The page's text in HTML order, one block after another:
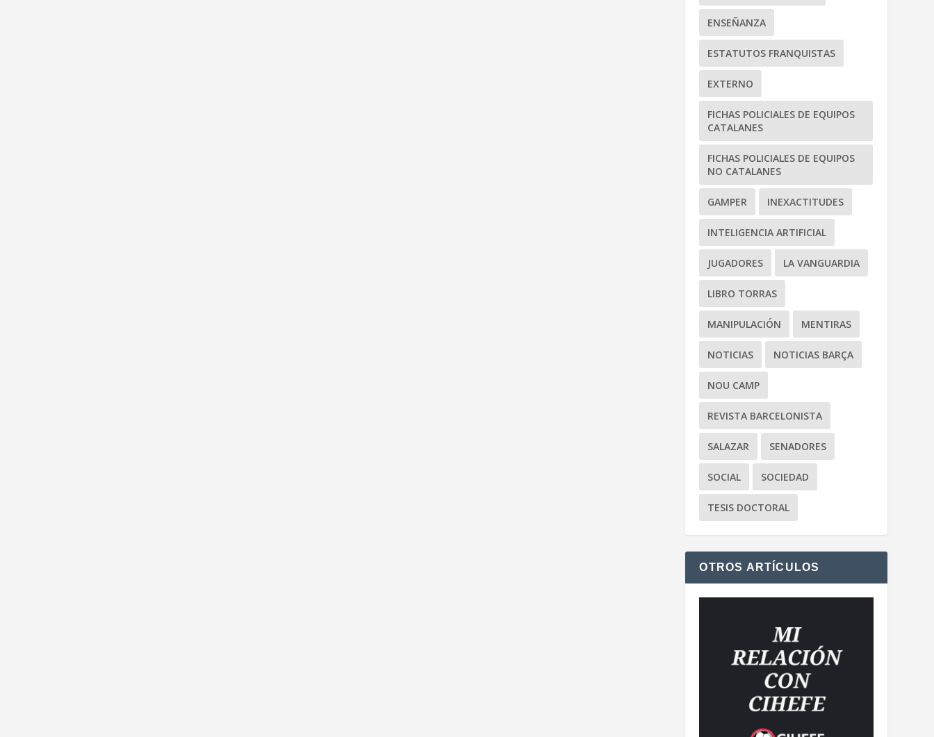
ENSEÑANZA
ESTATUTOS FRANQUISTAS
EXTERNO
FICHAS POLICIALES DE EQUIPOS
CATALANES
FICHAS POLICIALES DE EQUIPOS
NO CATALANES
GAMPER INEXACTITUDES
INTELIGENCIA ARTIFICIAL
JUGADORES LA VANGUARDIA
LIBRO TORRAS
MANIPULACIÓN MENTIRAS
NOTICIAS NOTICIAS BARÇA
NOU CAMP
REVISTA BARCELONISTA
SALAZAR SENADORES
SOCIAL SOCIEDAD
TESIS DOCTORAL
OTROS ARTÍCULOS